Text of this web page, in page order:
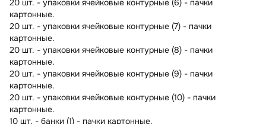
20 шт. - упаковки ячейковые контурные (6) - пачки
картонные.
20 шт. - упаковки ячейковые контурные (7) - пачки
картонные.
20 шт. - упаковки ячейковые контурные (8) - пачки
картонные.
20 шт. - упаковки ячейковые контурные (9) - пачки
картонные.
20 шт. - упаковки ячейковые контурные (10) - пачки
картонные.
10 шт. - банки (1) - пачки картонные.